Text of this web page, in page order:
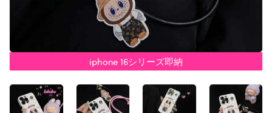
iphone 16シリーズ即納